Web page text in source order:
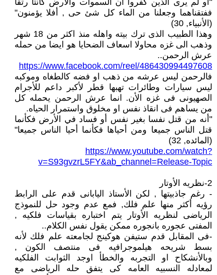
"أو لم يرى الذين كفروا ان السموات والأرض كانتا رتقا
ففتقناهما وجعلنا من الماء كل شئ حى , أفلا يؤمنون"
(الأنبياء, 30)
وهذا الطبيب الذى ترك بيته واهله منذ اكثر من 18 شهر
وذهب الى غزه محاولا اسعاف الضحايا هو ايضا من حمله
عرش الرحمن..
https://www.facebook.com/reel/486430994497608
فالرحمن ليس عرشه من ذهب او فضه كالطغاه وموكبه
ليس سيارات وطائرات تهبها قطر لأكبر داعم للأجرام
الصهيونى فى غزه الأن. انما عرش الرحمن يحمله كل
من يساهم فى انقاذ نفس او مخلوق واستمرار الحياه.
"أنه من قتل نفسا بغير نفس أو فساد في الأرض فكأنما
قتل الناس جميعا ومن أحياها فكأنما أحيا الناس جميعا"
(المائده, 32)
https://www.youtube.com/watch?
v=S93gvzrL5FY&ab_channel=Release-Topic
2-نظريه الأوتار
- رغم جاذبيتها , لكن الأستاذ اليابانى قدم على الرابط
رؤيه أكثر منها علم فلك, فمع عدم وجود حل للنموذج
الرياضى لنظريه الأوتار يتم اختباره بقياسات فلكيه ,
المفتى عجوره بانجوره ممكن يقول نفس الكلام..
-فى المقابل قدم ستيفن هوكينج لجامعته علم فلك لأنه
بسط شريحه هيلموجرافيه فى منتصف الكون ,
وبالأنشكاح او التجربه والخطأ اوجد الثوابت الفلكيه
لمعادله النسبيه العامه كى يتفق حله الرياضى مع